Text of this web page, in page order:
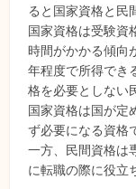
ると国家資格と民
国家資格は受験資
時間がかかる傾向
年程度で所得でき
格を必要としない
国家資格は国が定
ず必要になる資格
一方、民間資格は
に転職の際に役立